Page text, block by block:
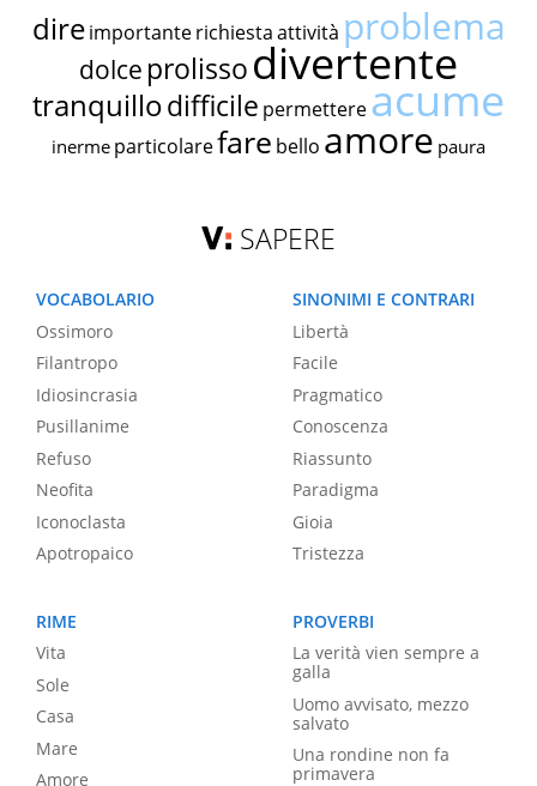
dire importante richiestaattività problema
dolce prolissodivertente
tranquillodifficile permettereacume
inerme particolarefare bello amore paura
SAPERE
VOCABOLARIO
Ossimoro
Filantropo
Idiosincrasia
Pusillanime
Refuso
Neofita
Iconoclasta
Apotropaico
SINONIMI E CONTRARI
Libertà
Facile
Pragmatico
Conoscenza
Riassunto
Paradigma
Gioia
Tristezza
RIME
Vita
Sole
Casa
Mare
Amore
PROVERBI
La verità vien sempre a
galla
Uomo avvisato, mezzo
salvato
Una rondine non fa
primavera